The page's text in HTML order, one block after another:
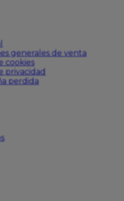
generales de venta
cookies
privacidad
perdida